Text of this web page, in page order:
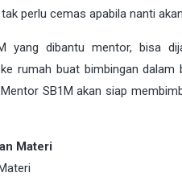
perlu cemas apabila nanti
yang dibantu mentor, bisa
rumah buat bimbingan
SB1M akan siap
Materi